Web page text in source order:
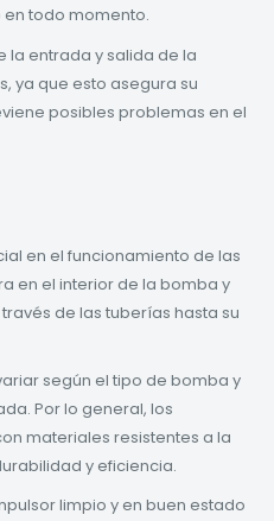
todo momento.
la entrada y salida de la
ya que esto asegura su
posibles problemas en el
en el funcionamiento de las
en el interior de la bomba y
de las tuberías hasta su
según el tipo de bomba y
Por lo general, los
materiales resistentes a la
y eficiencia.
limpio y en buen estado